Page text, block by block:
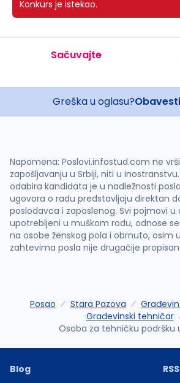
Konkurs je istekao.
Sačuvajte
Greška u oglasu?
Napomena: Poslovi.infostud.com ne
zapošljavanju u Srbiji, niti u
odabira kandidata je u nadležnosti
ugovora o radu predstavljaju direktan
poslodavca i zaposlenog. Svi pojmovi u
upotrebljeni u muškom rodu, odnose
na osobe ženskog pola i obrnuto, osim
zahtevima posla nije drugačije
Posao Stara Pazova
Građevinski tehničar
Osoba za tehničku podršku
Blog
RSS